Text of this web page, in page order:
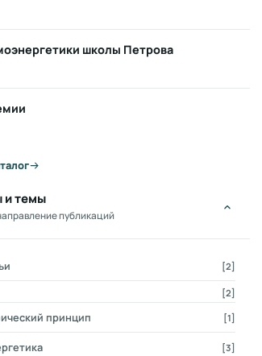
школы Петрова
и темы
публикаций
[2]
[2]
принцип [1]
[3]